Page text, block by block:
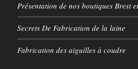
Présentation de nos boutiques Brest
Secrets De Fabrication de la laine
Fabrication des aiguilles à coudre